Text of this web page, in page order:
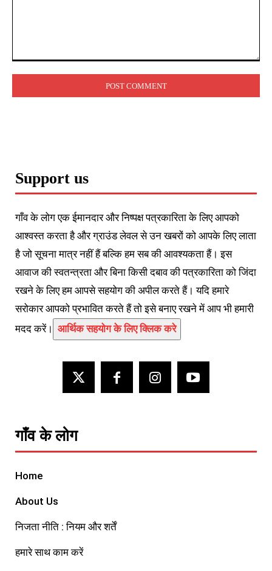
Support us
गाँव के लोग एक ईमानदार और निष्पक्ष पत्रकारिता के लिए आपको
आश्वस्त करता है और ग्राउंड लेवल से उन खबरों को आपके लिए लाता
है जो सूचना मात्र नहीं हैं बल्कि हम सब की आवश्यकता हैं। इस
आवाज की स्वतन्त्रता और बिना किसी दबाव की पत्रकारिता को जिंदा
रखने के लिए हम आपसे सहयोग की अपील करते हैं। यदि हमारे
सरोकार आपको प्रभावित करते हैं तो इसे बनाए रखने में आप भी हमारी
मदद करें। आर्थिक सहयोग के लिए क्लिक करे
गाँव के लोग
Home
About Us
निजता नीति : नियम और शर्तें
हमारे साथ काम करें